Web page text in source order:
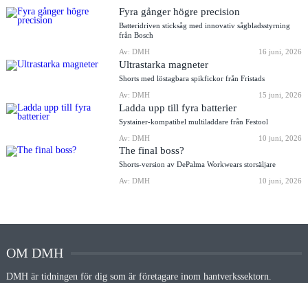
Fyra gånger högre precision
Batteridriven sticksåg med innovativ sågbladsstyrning
från Bosch
Av: DMH
16 juni, 2026
Ultrastarka magneter
Shorts med löstagbara spikfickor från Fristads
Av: DMH
15 juni, 2026
Ladda upp till fyra batterier
Systainer-kompatibel multiladdare från Festool
Av: DMH
10 juni, 2026
The final boss?
Shorts-version av DePalma Workwears storsäljare
Av: DMH
10 juni, 2026
OM DMH
DMH är tidningen för dig som är företagare inom hantverkssektorn.